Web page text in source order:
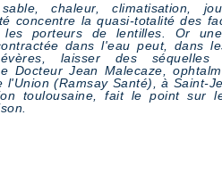
sable, chaleur, climatisation,
concentre la quasi-totalité des
les porteurs de lentilles. Or
dans l'eau peut, dans
laisser des séquelles
Docteur Jean Malecaze,
l'Union (Ramsay Santé), à Saint-
toulousaine, fait le point sur